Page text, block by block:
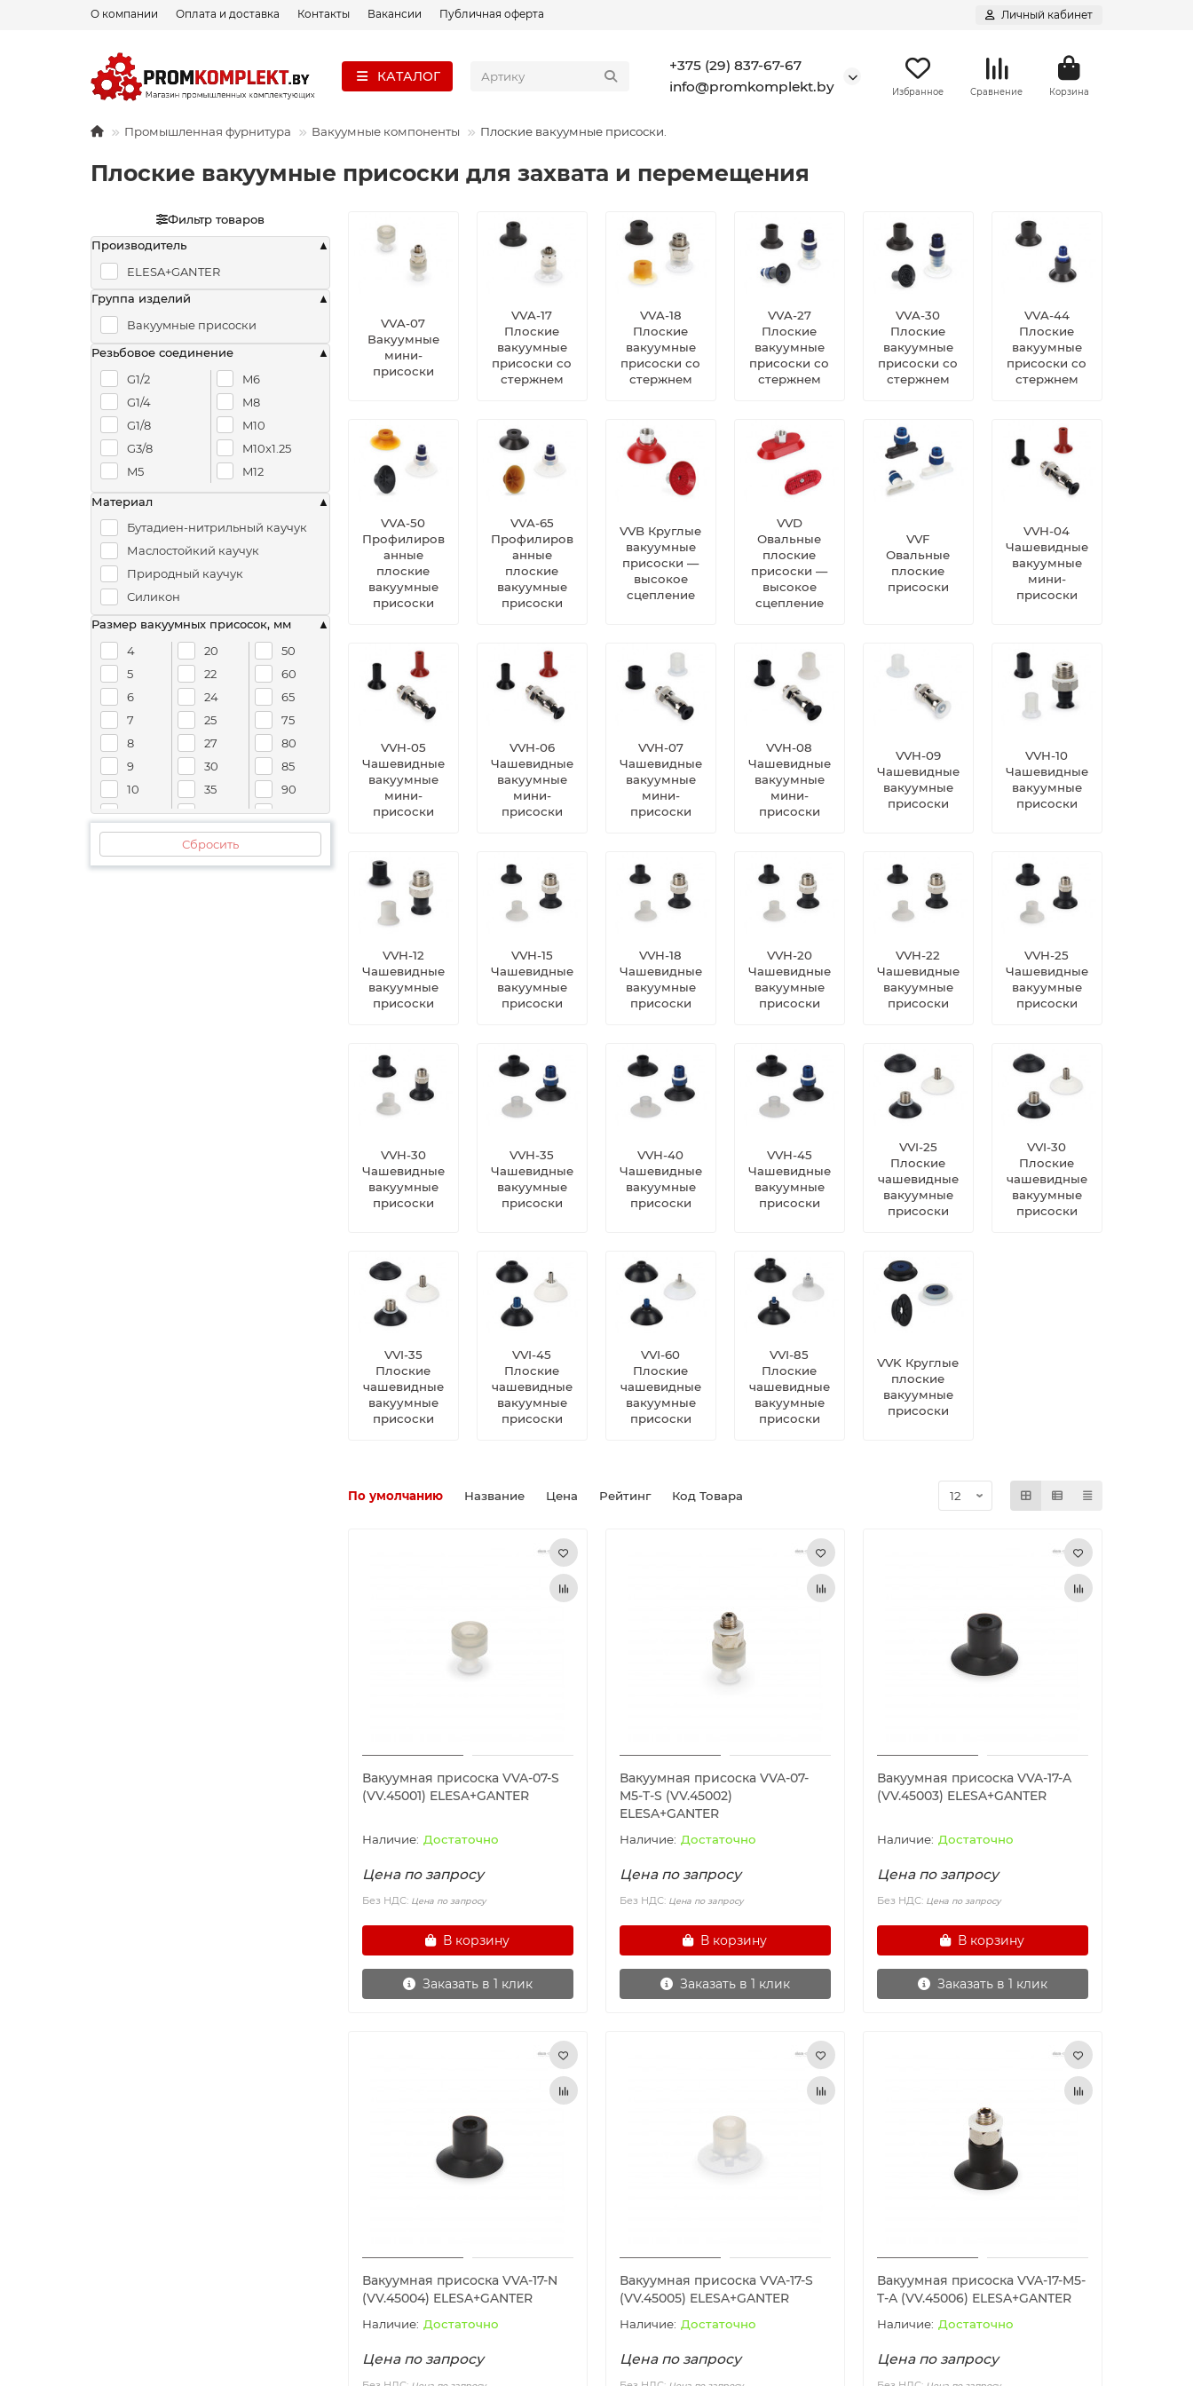
О компании Оплата и доставка Контакты Вакансии Публичная оферта Личный кабинет
КАТАЛОГ
+375 (29) 837-67-67
info@promkomplekt.by
Избранное Сравнение Корзина
Промышленная фурнитура Вакуумные компоненты Плоские вакуумные присоски.
Плоские вакуумные присоски для захвата и перемещения
Фильтр товаров
Производитель
ELESA+GANTER
Группа изделий
Вакуумные присоски
Резьбовое соединение
G1/2
G1/4
G1/8
G3/8
M5
M6
M8
M10
M10x1.25
M12
Материал
Бутадиен-нитрильный каучук
Маслостойкий каучук
Природный каучук
Силикон
Размер вакуумных присосок, мм
4
5
6
7
8
9
10
12
15
17
20
22
24
25
27
30
35
36
40
44
50
60
65
75
80
85
90
100
120
125
Сбросить
VVA-07
Вакуумные
мини-
присоски
VVA-17
Плоские
вакуумные
присоски со
стержнем
VVA-18
Плоские
вакуумные
присоски со
стержнем
VVA-27
Плоские
вакуумные
присоски со
стержнем
VVA-30
Плоские
вакуумные
присоски со
стержнем
VVA-44
Плоские
вакуумные
присоски со
стержнем
VVA-50
Профилиров
анные
плоские
вакуумные
присоски
VVA-65
Профилиров
анные
плоские
вакуумные
присоски
VVB Круглые
вакуумные
присоски —
высокое
сцепление
VVD
Овальные
плоские
присоски —
высокое
сцепление
VVF
Овальные
плоские
присоски
VVH-04
Чашевидные
вакуумные
мини-
присоски
VVH-05
Чашевидные
вакуумные
мини-
присоски
VVH-06
Чашевидные
вакуумные
мини-
присоски
VVH-07
Чашевидные
вакуумные
мини-
присоски
VVH-08
Чашевидные
вакуумные
мини-
присоски
VVH-09
Чашевидные
вакуумные
присоски
VVH-10
Чашевидные
вакуумные
присоски
VVH-12
Чашевидные
вакуумные
присоски
VVH-15
Чашевидные
вакуумные
присоски
VVH-18
Чашевидные
вакуумные
присоски
VVH-20
Чашевидные
вакуумные
присоски
VVH-22
Чашевидные
вакуумные
присоски
VVH-25
Чашевидные
вакуумные
присоски
VVH-30
Чашевидные
вакуумные
присоски
VVH-35
Чашевидные
вакуумные
присоски
VVH-40
Чашевидные
вакуумные
присоски
VVH-45
Чашевидные
вакуумные
присоски
VVI-25
Плоские
чашевидные
вакуумные
присоски
VVI-30
Плоские
чашевидные
вакуумные
присоски
VVI-35
Плоские
чашевидные
вакуумные
присоски
VVI-45
Плоские
чашевидные
вакуумные
присоски
VVI-60
Плоские
чашевидные
вакуумные
присоски
VVI-85
Плоские
чашевидные
вакуумные
присоски
VVK Круглые
плоские
вакуумные
присоски
По умолчанию Название Цена Рейтинг Код Товара
Вакуумная присоска VVA-07-S
(VV.45001) ELESA+GANTER
Достаточно
Цена по запросу
Без НДС: Цена по запросу
В корзину
Заказать в 1 клик
Вакуумная присоска VVA-07-
M5-T-S (VV.45002)
ELESA+GANTER
Достаточно
Цена по запросу
Без НДС: Цена по запросу
В корзину
Заказать в 1 клик
Вакуумная присоска VVA-17-A
(VV.45003) ELESA+GANTER
Достаточно
Цена по запросу
Без НДС: Цена по запросу
В корзину
Заказать в 1 клик
Вакуумная присоска VVA-17-N
(VV.45004) ELESA+GANTER
Достаточно
Цена по запросу
Вакуумная присоска VVA-17-S
(VV.45005) ELESA+GANTER
Достаточно
Цена по запросу
Вакуумная присоска VVA-17-M5-
T-A (VV.45006) ELESA+GANTER
Достаточно
Цена по запросу